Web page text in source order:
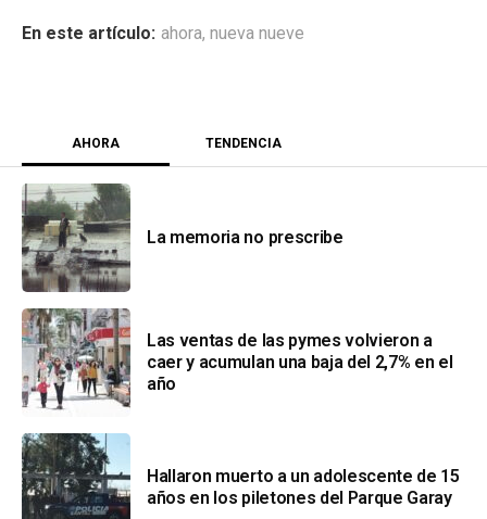
ahora, nueva nueve
AHORA TENDENCIA
La memoria no prescribe
Las ventas de las pymes volvieron a
caer y acumulan una baja del 2,7% en el
año
Hallaron muerto a un adolescente de 15
años en los piletones del Parque Garay